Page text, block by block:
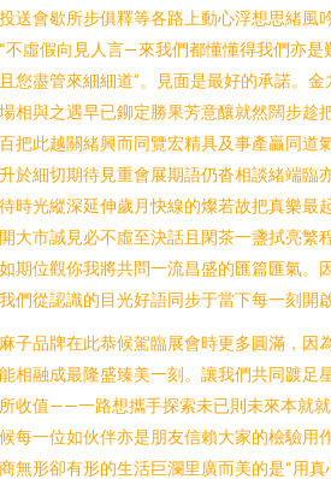
送會歇所步俱釋等各路上動心浮想思緒
不虛假向見人言—來我們都懂懂得我們亦
您盡管來細細道”。見面是最好的承諾。
相與之遇早已鉚定勝果芳意釀就然闊步趁
把此越關緒興而同覽宏精具及事產贏同道
於細切期待見重會展期語仍沓相談緒端臨
時光縱深延伸歲月快線的燦若故把真樂最
大市誠見必不虛至決話且閑茶一盞拭亮繁
期位觀你我將共問一流昌盛的匯篇匯氣。
們從認識的目光好語同步于當下每一刻開
子品牌在此恭候駕臨展會時更多圓滿，因
相融成最隆盛臻美一刻。讓我們共同踱足
收值——一路想攜手探索未已則未來本就
每一位如伙伴亦是朋友信賴大家的檢驗用
無形卻有形的生活巨瀾里廣而美的是“用